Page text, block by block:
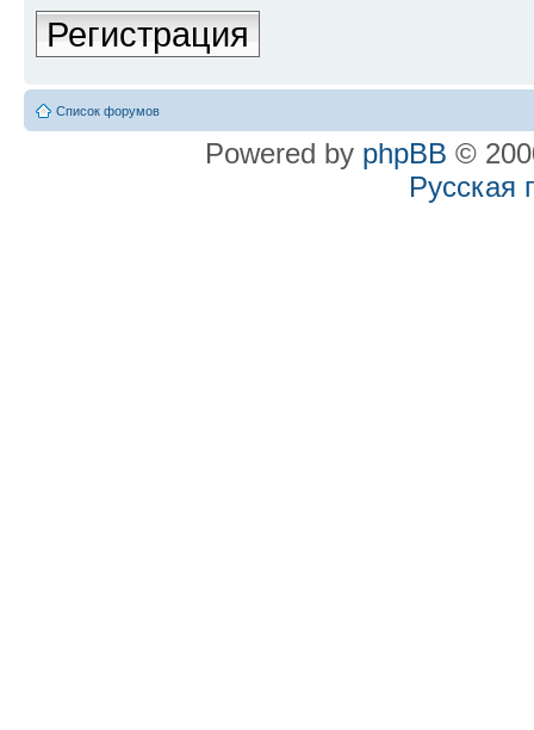
Регистрация
Список форумов
Powered by phpBB ©
Русская